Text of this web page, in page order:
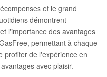
et le grand
démontrent
l'importance des avantages
permettant à chaque
profiter de l'expérience en
avec plaisir.